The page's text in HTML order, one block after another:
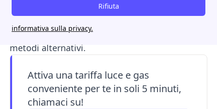
Rifiuta
informativa sulla privacy.
raffrescatori: quali soluzioni scegliere per
e vantaggi dei vari sistemi, dai condizionatori ai
metodi alternativi.
Attiva una tariffa luce e gas
conveniente per te in soli 5 minuti,
chiamaci su!